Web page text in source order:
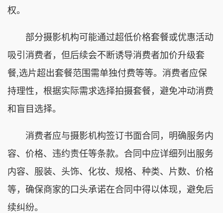
权。
‌部分摄影机构可能通过超低价格套餐或优惠活动
吸引消费者，但后续会不断诱导消费者加价升级套
餐,选片超出套餐范围需单独付费等等。消费者应保
持理性，根据实际需求选择拍摄套餐，避免冲动消费
和盲目选择。
‌消费者应与摄影机构签订书面合同，明确服务内
容、价格、违约责任等条款。合同中应详细列出服务
内容、服装、头饰、化妆、规格、种类、片数、价格
等，确保商家的口头承诺在合同中得以体现，避免后
续纠纷。